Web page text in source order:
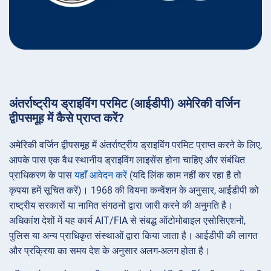
अंतर्राष्ट्रीय ड्राइविंग परमिट (आईडीपी) अमेरिकी वर्जिन
द्वीपसमूह में कैसे प्राप्त करें?
अमेरिकी वर्जिन द्वीपसमूह में अंतर्राष्ट्रीय ड्राइविंग परमिट प्राप्त करने के लिए,
आपके पास एक वैध स्थानीय ड्राइविंग लाइसेंस होना चाहिए और संबंधित
प्राधिकरण के पासयहाँ आवेदन करें(यदि लिंक काम नहीं कर रहा है तो
कृपया हमें सूचित करें)। 1968 की वियना कन्वेंशन के अनुसार, आईडीपी को
राष्ट्रीय सरकारों या नामित संगठनों द्वारा जारी करने की अनुमति है।
अधिकांश देशों में यह कार्य AIT/FIA से संबद्ध ऑटोमोबाइल एसोसिएशनों,
पुलिस या अन्य प्राधिकृत संस्थाओं द्वारा किया जाता है। आईडीपी की लागत
और प्रक्रिया का समय देश के अनुसार अलग-अलग होता है।